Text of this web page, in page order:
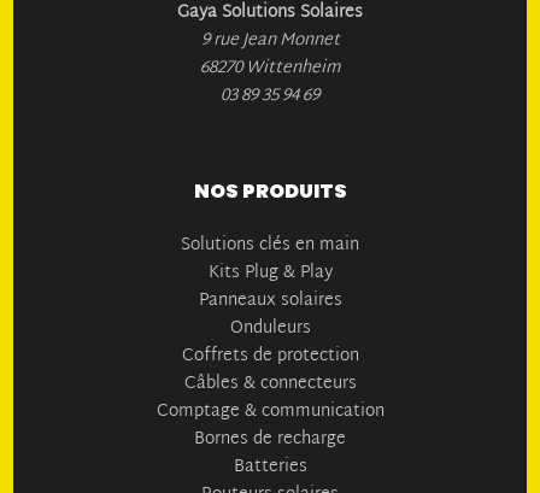
entre la performance technologique et la qualité de
l’exécution humaine. En choisissant nos prestations de main
d’œuvre et d’installation, vous ne payez pas seulement pour la
pose d’un équipement, vous investissez dans la fiabilité de
validées techniquement, réalisées par des professionnels qui
modeste ou ambitieux, nous réaffirmons que la sécurité et la
sérénité sont les piliers de chaque installation réussie.
Gaya Solutions Solaires
9 rue Jean Monnet
68270 Wittenheim
03 89 35 94 69
NOS PRODUITS
Solutions clés en main
Kits Plug & Play
Panneaux solaires
Onduleurs
Coffrets de protection
Câbles & connecteurs
Comptage & communication
Bornes de recharge
Batteries